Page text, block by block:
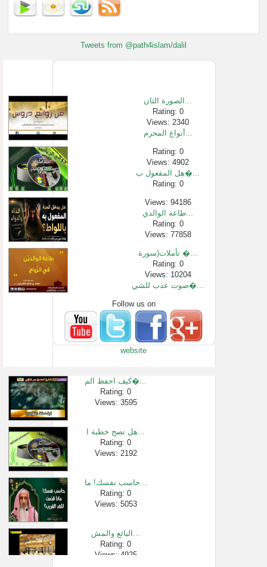
Tweets from @path4islam/dalil
الصورة الثان...
Rating: 0
Views: 2340
أنواع المحرم...
Rating: 0
Views: 4902
هل المفعول ب�...
Rating: 0
Views: 94186
طاعة الوالدي...
Rating: 0
Views: 77858
تأملات(سورة �...
Rating: 0
Views: 10204
صوت عذب للشي�...
Rating: 0
Views: 3058
423 - حكم لعب ا�...
Rating: 0
Follow us on
website
كيف احفظ الم�...
Rating: 0
Views: 3595
هل تصح خطبة ا...
Rating: 0
Views: 2192
حاسب نفسك! ما...
Rating: 0
Views: 5053
البائع والمش...
Rating: 0
Views: 4925